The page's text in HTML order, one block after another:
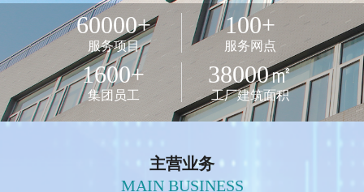
新闻中心
企业动态
行业动态
多媒体中心
雪迪龙TOF-SIMS国产化项目正式启动，开启高端分析仪器自
主创新新篇章
雪迪龙研发成果荣获环境技术进步一等奖2026-03-12
雪迪龙入选“北京民营企业专精特新百强”2025-09-22
雪迪龙亮相第五届环境监测与预警技术研讨会 展示环境监测
数智化创新成果
60000+
服务项目
100+
服务网点
1600+
集团员工
38000㎡
工厂建筑面积
主营业务
MAIN BUSINESS